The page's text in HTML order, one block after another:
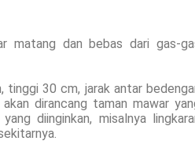
matang dan bebas dari gas-
tinggi 30 cm, jarak antar
dirancang taman mawar
diinginkan, misalnya